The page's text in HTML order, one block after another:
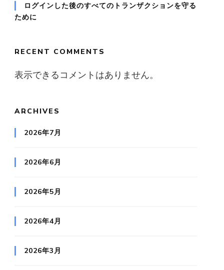
ログインした後のすべてのトランザクションを守る
ために
RECENT COMMENTS
表示できるコメントはありません。
ARCHIVES
2026年7月
2026年6月
2026年5月
2026年4月
2026年3月